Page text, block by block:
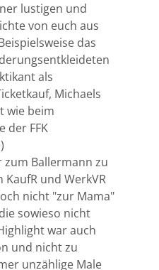
lustigen und
von euch aus
das
als
Michaels
wie beim
der FFK
Ballermann zu
und WerkVR
nicht "zur Mama"
sowieso nicht
war auch
und nicht zu
unzählige Male